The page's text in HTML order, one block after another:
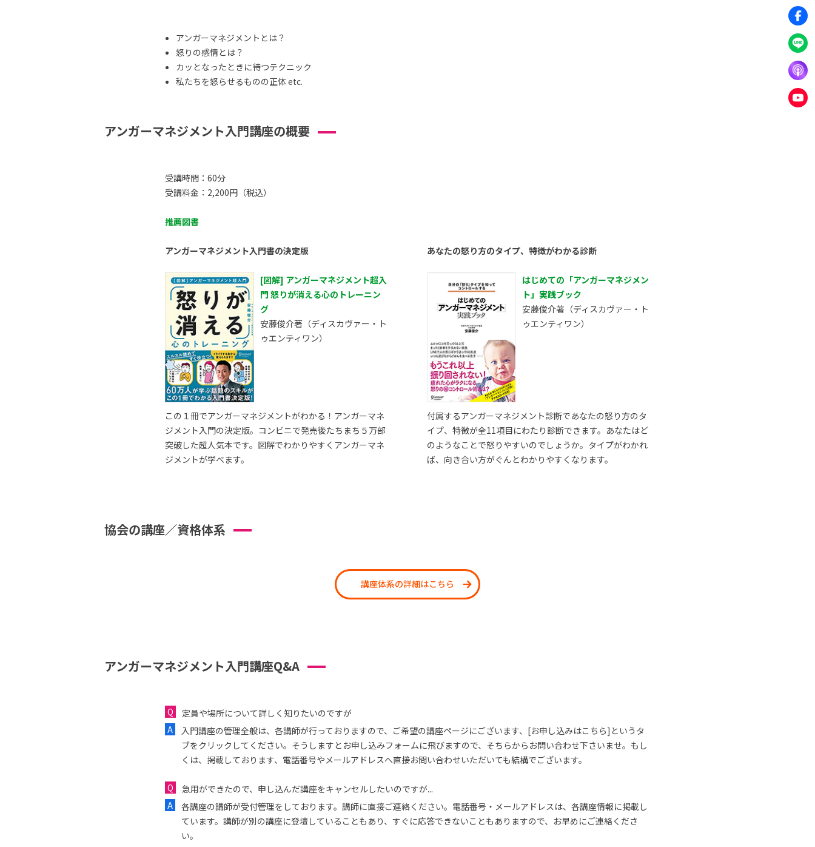
アンガーマネジメントとは？
怒りの感情とは？
カッとなったときに待つテクニック
私たちを怒らせるものの正体 etc.
アンガーマネジメント入門講座の概要
受講時間：60分
受講料金：2,200円（税込）
推薦図書
アンガーマネジメント入門書の決定版
[図解] アンガーマネジメント超入
門 怒りが消える心のトレーニン
グ
安藤俊介著（ディスカヴァー・ト
ゥエンティワン）
この１冊でアンガーマネジメントがわかる！アンガーマネ
ジメント入門の決定版。コンビニで発売後たちまち５万部
突破した超人気本です。図解でわかりやすくアンガーマネ
ジメントが学べます。
あなたの怒り方のタイプ、特徴がわかる診断
はじめての「アンガーマネジメン
ト」実践ブック
安藤俊介著（ディスカヴァー・ト
ゥエンティワン）
付属するアンガーマネジメント診断であなたの怒り方のタ
イプ、特徴が全11項目にわたり診断できます。あなたはど
のようなことで怒りやすいのでしょうか。タイプがわかれ
ば、向き合い方がぐんとわかりやすくなります。
協会の講座／資格体系
講座体系の詳細はこちら
アンガーマネジメント入門講座Q&A
定員や場所について詳しく知りたいのですが
入門講座の管理全般は、各講師が行っておりますので、ご希望の講座ページにございます、[お申し込みはこちら]というタ
ブをクリックしてください。そうしますとお申し込みフォームに飛びますので、そちらからお問い合わせ下さいませ。もし
くは、掲載しております、電話番号やメールアドレスへ直接お問い合わせいただいても結構でございます。
急用ができたので、申し込んだ講座をキャンセルしたいのですが...
各講座の講師が受付管理をしております。講師に直接ご連絡ください。電話番号・メールアドレスは、各講座情報に掲載し
ています。講師が別の講座に登壇していることもあり、すぐに応答できないこともありますので、お早めにご連絡くださ
い。